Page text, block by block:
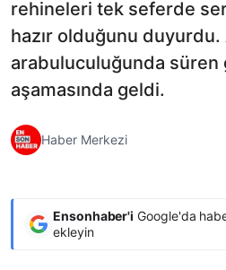
rehineleri tek seferde
hazır olduğunu duyurdu.
arabuluculuğunda
aşamasında geldi.
Haber Merkezi
Ensonhaber'i Google'da
ekleyin